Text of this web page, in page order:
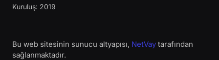
Kuruluş: 2019
Bu web sitesinin sunucu altyapısı, NetVay tarafından
sağlanmaktadır.